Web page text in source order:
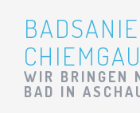
CHIEMGAU
WIR BRINGEN
BAD IN